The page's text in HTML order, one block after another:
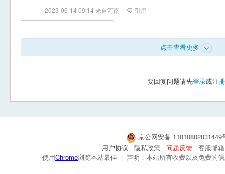
2023-06-14 09:14 来自河南 引用
点击查看更多
要回复问题请先登录或注册
京公网安备
用户协议
隐私政策 问题反馈
客服邮
使用Chrome浏览本站最佳 | 声明：本站所有收费以及免费的